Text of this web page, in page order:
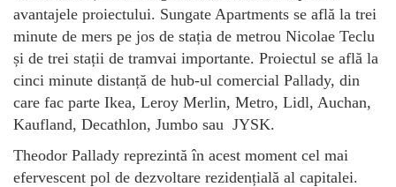
avantajele proiectului. Sungate Apartments se află la trei
minute de mers pe jos de stația de metrou Nicolae Teclu
și de trei stații de tramvai importante. Proiectul se află la
cinci minute distanță de hub-ul comercial Pallady, din
care fac parte Ikea, Leroy Merlin, Metro, Lidl, Auchan,
Kaufland, Decathlon, Jumbo sau JYSK.
Theodor Pallady reprezintă în acest moment cel mai
efervescent pol de dezvoltare rezidențială al capitalei.